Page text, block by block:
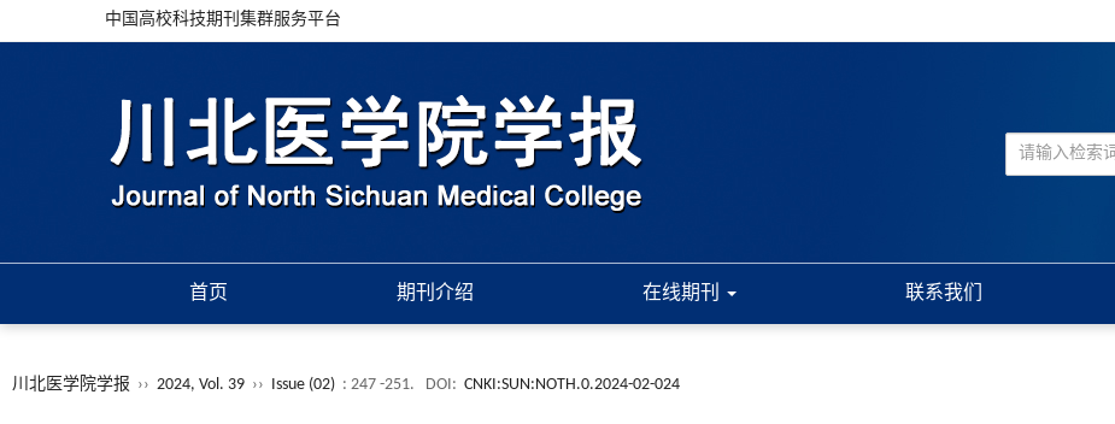
中国高校科技期刊集群服务平台
首页 期刊介绍 在线期刊 联系我们
川北医学院学报 ›› 2024, Vol. 39 ›› Issue (02) : 247 -251. DOI: CNKI:SUN:NOTH.0.2024-02-024